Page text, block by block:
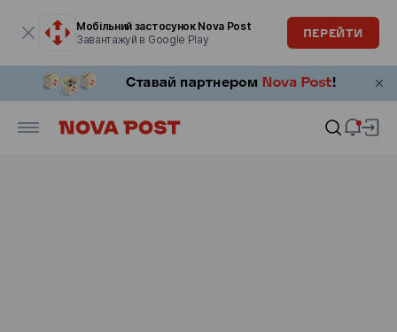
Мобільний застосунок Nova Post
Завантажуй в Google Play
ПЕРЕЙТИ